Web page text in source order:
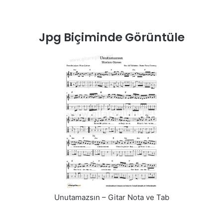
Jpg Biçiminde Görüntüle
Unutamazsın – Gitar Nota ve Tab